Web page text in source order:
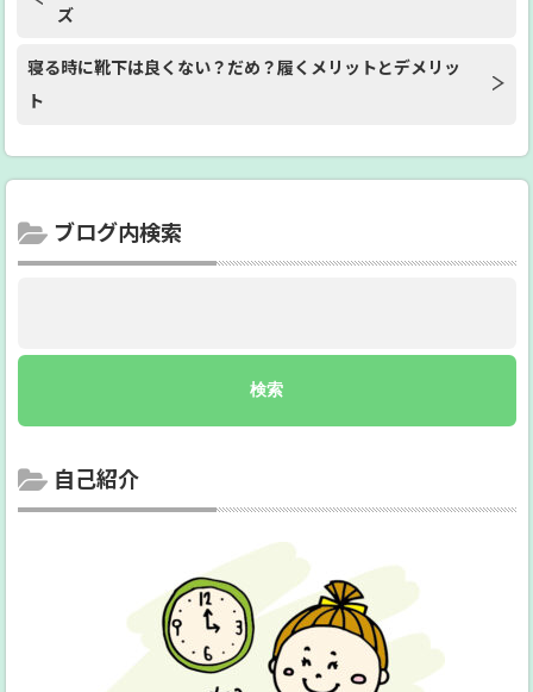
ズ
寝る時に靴下は良くない？だめ？履くメリットとデメリッ
ト
ブログ内検索
自己紹介